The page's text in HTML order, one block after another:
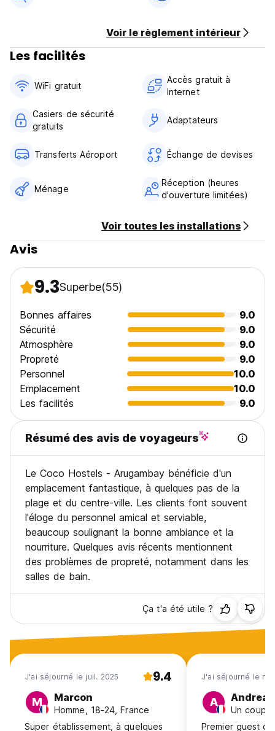
Voir le règlement intérieur
Les facilités
WiFi gratuit
Accès gratuit à
Internet
Casiers de sécurité
gratuits
Adaptateurs
Transferts Aéroport Échange de devises
Ménage
Réception (heures
d'ouverture limitées)
Voir toutes les installations
Avis
9.3Superbe(55)
Bonnes affaires
9.0
Sécurité
9.0
Atmosphère
9.0
Propreté
9.0
Personnel
10.0
Emplacement
10.0
Les facilités
9.0
Résumé des avis de voyageurs
Le Coco Hostels - Arugambay bénéficie d'un
emplacement fantastique, à quelques pas de la
plage et du centre-ville. Les clients font souvent
l'éloge du personnel amical et serviable,
beaucoup soulignant la bonne ambiance et la
nourriture. Quelques avis récents mentionnent
des problèmes de propreté, notamment dans les
salles de bain.
Ça t'a été utile ?
J'ai séjourné le juil. 2025 9.4
M Marcon
Homme, 18-24, France
Super établissement, à quelques
J'ai séjourné le
A Andreas
Un
Premier guest